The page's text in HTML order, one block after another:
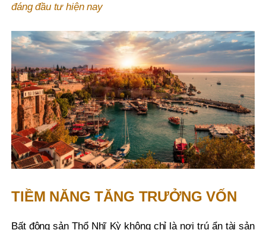
đáng đầu tư hiện nay
TIỀM NĂNG TĂNG TRƯỞNG VỐN
Bất động sản Thổ Nhĩ Kỳ không chỉ là nơi trú ẩn tài sản